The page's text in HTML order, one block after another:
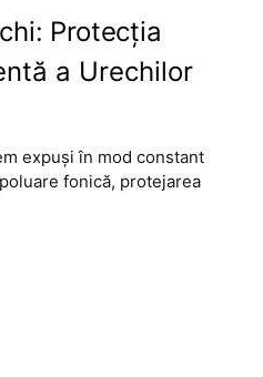
Protecția
a Urechilor
expuși în mod constant
fonică, protejarea